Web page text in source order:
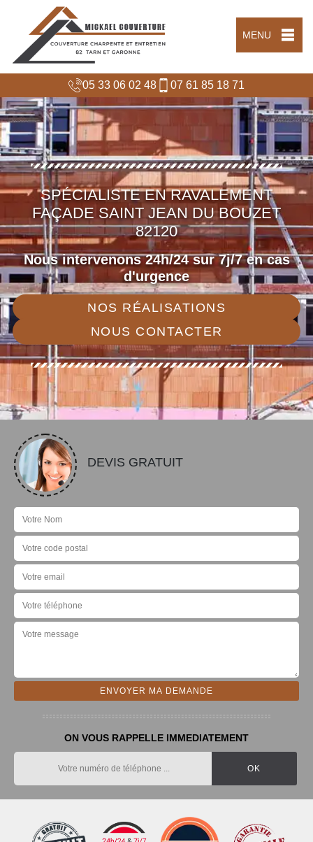
MENU
05 33 06 02 48 07 61 85 18 71
SPÉCIALISTE EN RAVALEMENT
FAÇADE SAINT JEAN DU BOUZET
82120
Nous intervenons 24h/24 sur 7j/7 en cas
d'urgence
NOS RÉALISATIONS
NOUS CONTACTER
DEVIS GRATUIT
ON VOUS RAPPELLE IMMEDIATEMENT